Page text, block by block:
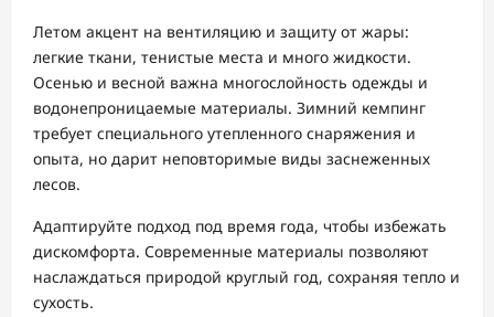
Летом акцент на вентиляцию и защиту от жары:
легкие ткани, тенистые места и много жидкости.
Осенью и весной важна многослойность одежды и
водонепроницаемые материалы. Зимний кемпинг
требует специального утепленного снаряжения и
опыта, но дарит неповторимые виды заснеженных
лесов.
Адаптируйте подход под время года, чтобы избежать
дискомфорта. Современные материалы позволяют
наслаждаться природой круглый год, сохраняя тепло и
сухость.